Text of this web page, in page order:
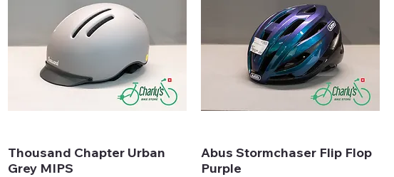
Thousand Chapter Urban
Grey MIPS
Abus Stormchaser Flip Flop
Purple